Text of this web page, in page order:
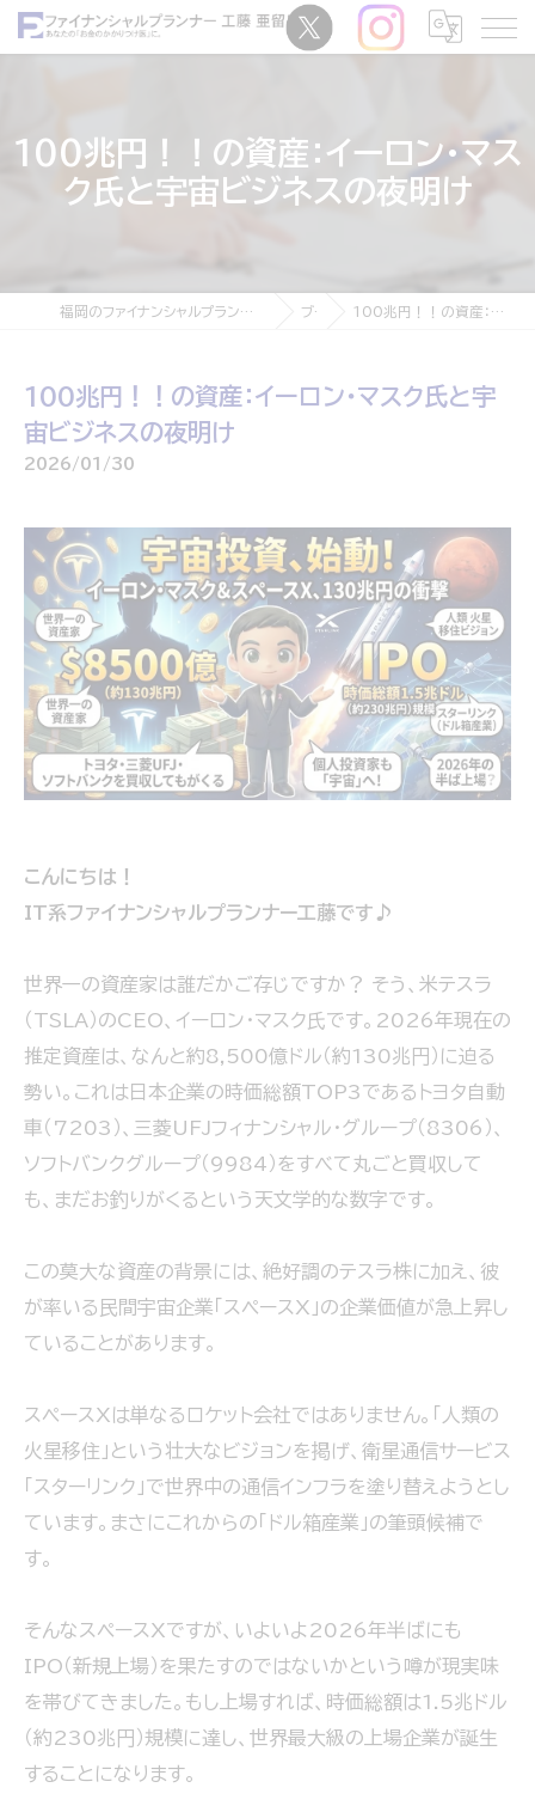
100兆円！！の資産：イーロン・マス
ク氏と宇宙ビジネスの夜明け
福岡のファイナンシャルプランナーなら独立系ファイナンシャルプランナー 工藤亜留磨 ブログ 100兆円！！の資産：イーロン・マスク氏と宇宙ビジネスの夜明け
100兆円！！の資産：イーロン・マスク氏と宇
宙ビジネスの夜明け
2026/01/30
こんにちは！
IT系ファイナンシャルプランナー工藤です♪
世界一の資産家は誰だかご存じですか？ そう、米テスラ
（TSLA）のCEO、イーロン・マスク氏です。2026年現在の
推定資産は、なんと約8,500億ドル（約130兆円）に迫る
勢い。これは日本企業の時価総額TOP3であるトヨタ自動
車（7203）、三菱UFJフィナンシャル・グループ（8306）、
ソフトバンクグループ（9984）をすべて丸ごと買収して
も、まだお釣りがくるという天文学的な数字です。
この莫大な資産の背景には、絶好調のテスラ株に加え、彼
が率いる民間宇宙企業「スペースX」の企業価値が急上昇し
ていることがあります。
スペースXは単なるロケット会社ではありません。「人類の
火星移住」という壮大なビジョンを掲げ、衛星通信サービス
「スターリンク」で世界中の通信インフラを塗り替えようとし
ています。まさにこれからの「ドル箱産業」の筆頭候補で
す。
そんなスペースXですが、いよいよ2026年半ばにも
IPO（新規上場）を果たすのではないかという噂が現実味
を帯びてきました。もし上場すれば、時価総額は1.5兆ドル
（約230兆円）規模に達し、世界最大級の上場企業が誕生
することになります。